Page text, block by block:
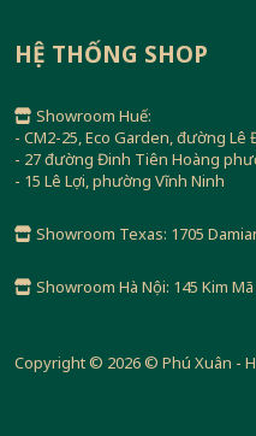
HỆ THỐNG SHOP
Showroom Huế:
- CM2-25, Eco Garden, đường
- 27 đường Đinh Tiên Hoàng
- 15 Lê Lợi, phường Vĩnh Ninh
Showroom Texas: 1705
Showroom Hà Nội: 145 Kim
Copyright © 2026 © Phú Xuân -